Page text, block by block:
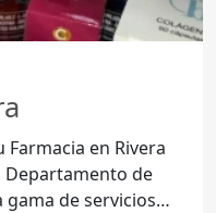
Farmacia en Rivera
Departamento de
de servicios